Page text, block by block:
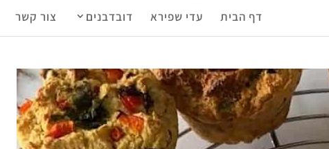
דף הבית עדי שפירא דובדבנים צור קשר